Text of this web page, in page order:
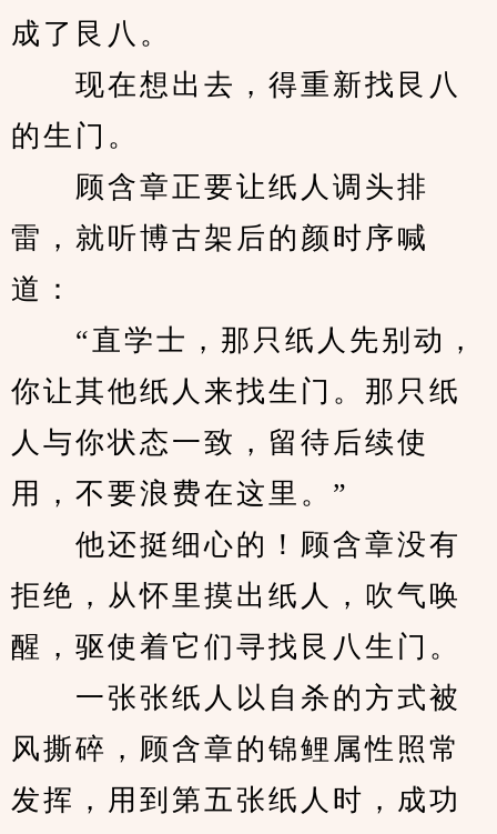
成了艮八。
现在想出去，得重新找艮八
的生门。
顾含章正要让纸人调头排
雷，就听博古架后的颜时序喊
道：
“直学士，那只纸人先别动，
你让其他纸人来找生门。那只纸
人与你状态一致，留待后续使
用，不要浪费在这里。”
他还挺细心的！顾含章没有
拒绝，从怀里摸出纸人，吹气唤
醒，驱使着它们寻找艮八生门。
一张张纸人以自杀的方式被
风撕碎，顾含章的锦鲤属性照常
发挥，用到第五张纸人时，成功